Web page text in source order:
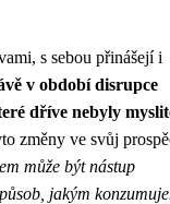
s sebou přinášejí i
v období disrupce
dříve nebyly
změny ve svůj
může být nástup
jakým